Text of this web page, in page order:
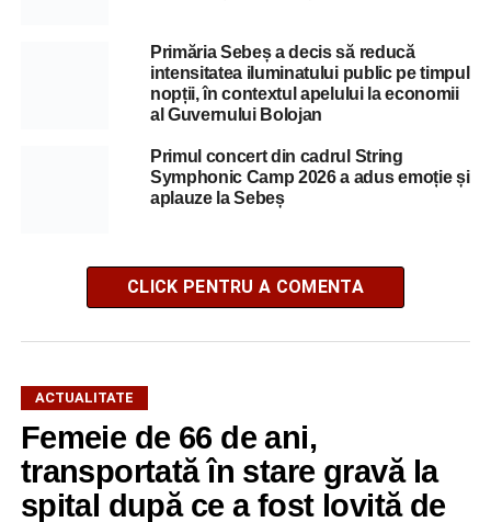
Primăria Sebeș a decis să reducă
intensitatea iluminatului public pe timpul
nopții, în contextul apelului la economii
al Guvernului Bolojan
Primul concert din cadrul String
Symphonic Camp 2026 a adus emoție și
aplauze la Sebeș
CLICK PENTRU A COMENTA
ACTUALITATE
Femeie de 66 de ani,
transportată în stare gravă la
spital după ce a fost lovită de